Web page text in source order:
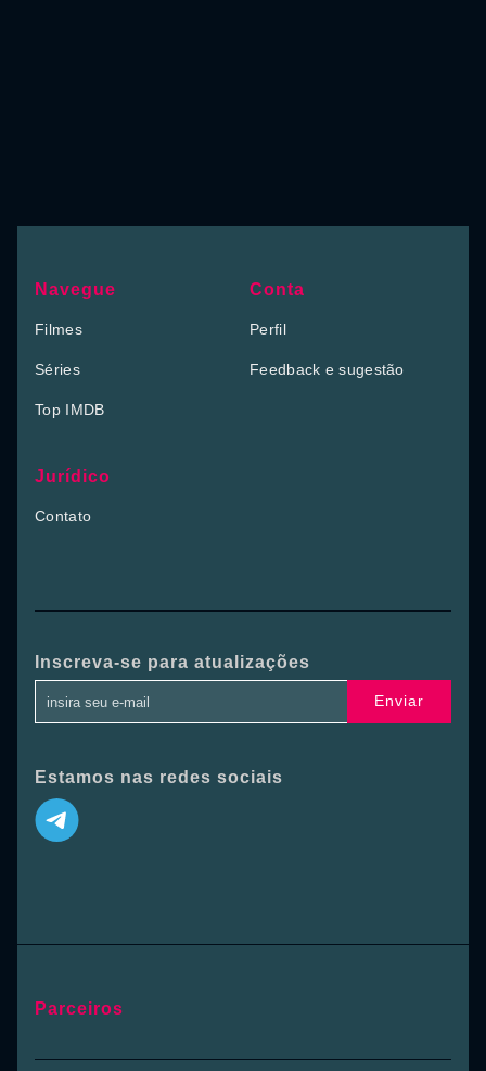
Navegue
Filmes
Séries
Top IMDB
Conta
Perfil
Feedback e sugestão
Jurídico
Contato
Inscreva-se para atualizações
Enviar
Estamos nas redes sociais
Parceiros